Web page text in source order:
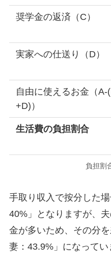
奨学金の返済（C）
実家への仕送り（D）
自由に使えるお金（A-
+D)）
生活費の負担割合
負担割
手取り収入で按分した
40%」となりますが、
金が多いため、その分
妻：43.9%」になってい